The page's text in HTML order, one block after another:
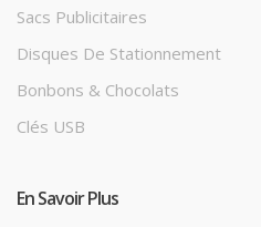
Sacs Publicitaires
Disques De Stationnement
Bonbons & Chocolats
Clés USB
En Savoir Plus